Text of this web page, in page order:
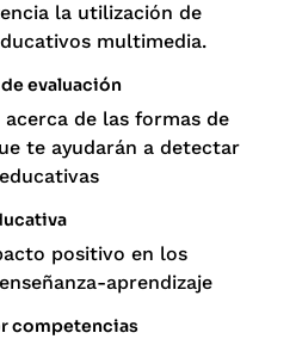
la utilización de
multimedia.
evaluación
de las formas de
te ayudarán a detectar
positivo en los
aprendizaje
competencias